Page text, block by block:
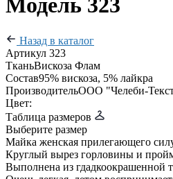
Модель 323
Назад в каталог
Артикул 323
ТканьВискоза Флам
Состав95% вискоза, 5% лайкра
ПроизводительООО "Челеби-
Цвет:
Таблица размеров
Выберите размер
Майка женская прилегающего
Круглый вырез горловины и
Выполнена из гдадкоокрашенной